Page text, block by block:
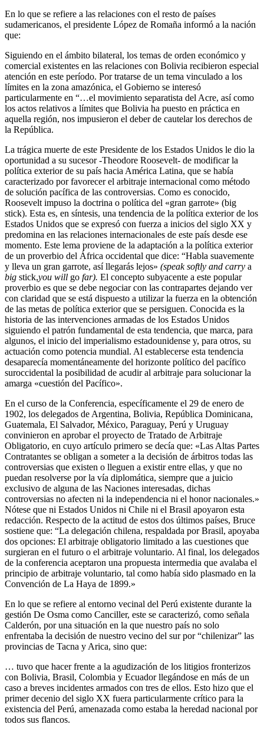
En lo que se refiere a las relaciones con el resto de países
sudamericanos, el presidente López de Romaña informó a la nación
que:
Siguiendo en el ámbito bilateral, los temas de orden económico y
comercial existentes en las relaciones con Bolivia recibieron especial
atención en este período. Por tratarse de un tema vinculado a los
límites en la zona amazónica, el Gobierno se interesó
particularmente en “…el movimiento separatista del Acre, así como
los actos relativos a límites que Bolivia ha puesto en práctica en
aquella región, nos impusieron el deber de cautelar los derechos de
la República.
La trágica muerte de este Presidente de los Estados Unidos le dio la
oportunidad a su sucesor -Theodore Roosevelt- de modificar la
política exterior de su país hacia América Latina, que se había
caracterizado por favorecer el arbitraje internacional como método
de solución pacífica de las controversias. Como es conocido,
Roosevelt impuso la doctrina o política del «gran garrote» (big
stick). Esta es, en síntesis, una tendencia de la política exterior de los
Estados Unidos que se expresó con fuerza a inicios del siglo XX y
predomina en las relaciones internacionales de este país desde ese
momento. Este lema proviene de la adaptación a la política exterior
de un proverbio del África occidental que dice: “Habla suavemente
y lleva un gran garrote, así llegarás lejos» (speak softly and carry a
big stick,you will go far). El concepto subyacente a este popular
proverbio es que se debe negociar con las contrapartes dejando ver
con claridad que se está dispuesto a utilizar la fuerza en la obtención
de las metas de política exterior que se persiguen. Conocida es la
historia de las intervenciones armadas de los Estados Unidos
siguiendo el patrón fundamental de esta tendencia, que marca, para
algunos, el inicio del imperialismo estadounidense y, para otros, su
actuación como potencia mundial. Al establecerse esta tendencia
desaparecía momentáneamente del horizonte político del pacífico
suroccidental la posibilidad de acudir al arbitraje para solucionar la
amarga «cuestión del Pacífico».
En el curso de la Conferencia, específicamente el 29 de enero de
1902, los delegados de Argentina, Bolivia, República Dominicana,
Guatemala, El Salvador, México, Paraguay, Perú y Uruguay
convinieron en aprobar el proyecto de Tratado de Arbitraje
Obligatorio, en cuyo artículo primero se decía que: «Las Altas Partes
Contratantes se obligan a someter a la decisión de árbitros todas las
controversias que existen o lleguen a existir entre ellas, y que no
puedan resolverse por la vía diplomática, siempre que a juicio
exclusivo de alguna de las Naciones interesadas, dichas
controversias no afecten ni la independencia ni el honor nacionales.»
Nótese que ni Estados Unidos ni Chile ni el Brasil apoyaron esta
redacción. Respecto de la actitud de estos dos últimos países, Bruce
sostiene que: “La delegación chilena, respaldada por Brasil, apoyaba
dos opciones: El arbitraje obligatorio limitado a las cuestiones que
surgieran en el futuro o el arbitraje voluntario. Al final, los delegados
de la conferencia aceptaron una propuesta intermedia que avalaba el
principio de arbitraje voluntario, tal como había sido plasmado en la
Convención de La Haya de 1899.»
En lo que se refiere al entorno vecinal del Perú existente durante la
gestión De Osma como Canciller, este se caracterizó, como señala
Calderón, por una situación en la que nuestro país no solo
enfrentaba la decisión de nuestro vecino del sur por “chilenizar” las
provincias de Tacna y Arica, sino que:
… tuvo que hacer frente a la agudización de los litigios fronterizos
con Bolivia, Brasil, Colombia y Ecuador llegándose en más de un
caso a breves incidentes armados con tres de ellos. Esto hizo que el
primer decenio del siglo XX fuera particularmente crítico para la
existencia del Perú, amenazada como estaba la heredad nacional por
todos sus flancos.